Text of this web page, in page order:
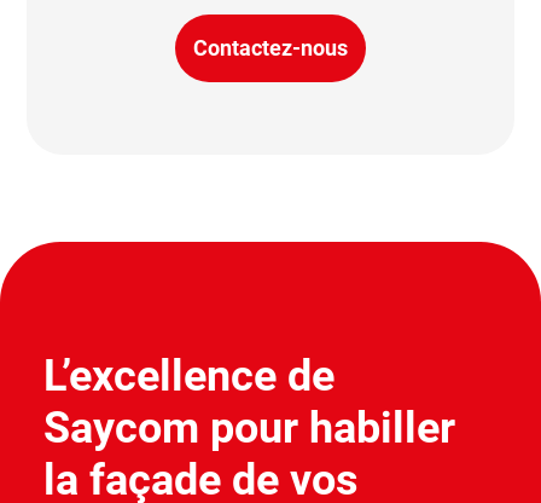
Contactez-nous
L’excellence de
Saycom pour habiller
la façade de vos